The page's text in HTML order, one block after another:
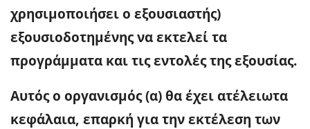
χρησιμοποιήσει ο εξουσιαστής)
εξουσιοδοτημένης να εκτελεί τα
προγράμματα και τις εντολές της εξουσίας.
Αυτός ο οργανισμός (α) θα έχει ατέλειωτα
κεφάλαια, επαρκή για την εκτέλεση των